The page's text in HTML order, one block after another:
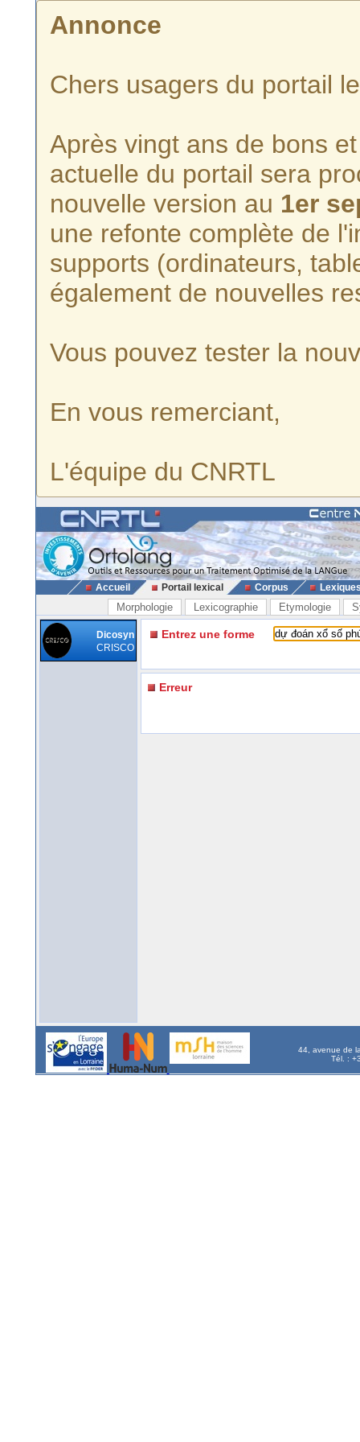
Annonce
Chers usagers du portail
Après vingt ans de bons
actuelle du portail sera
nouvelle version au 1er
une refonte complète de
supports (ordinateurs,
également de nouvelles
Vous pouvez tester la
En vous remerciant,
L'équipe du CNRTL
Accueil Portail lexical Corpus
Morphologie Lexicographie Etymologie
Dicosyn
CRISCO
Entrez une forme
Erreur
44, avenue de
Tél. :